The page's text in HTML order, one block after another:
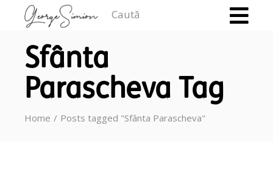
Sfânta
Parascheva Tag
Home Posts tagged "Sfânta Parascheva"